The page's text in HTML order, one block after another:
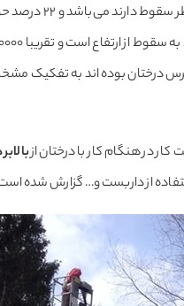
۳۱ درصد حوادث
هرس درختان بوده اند به تفکیک
در هنگام کار با درختان از
از داربست و… گزارش شده